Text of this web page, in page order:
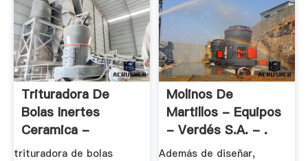
Trituradora De
Bolas Inertes
Ceramica -
Veski.top
trituradora de bolas
Molinos De
Martillos - Equipos
- Verdés S.A. - .
Además de diseñar,